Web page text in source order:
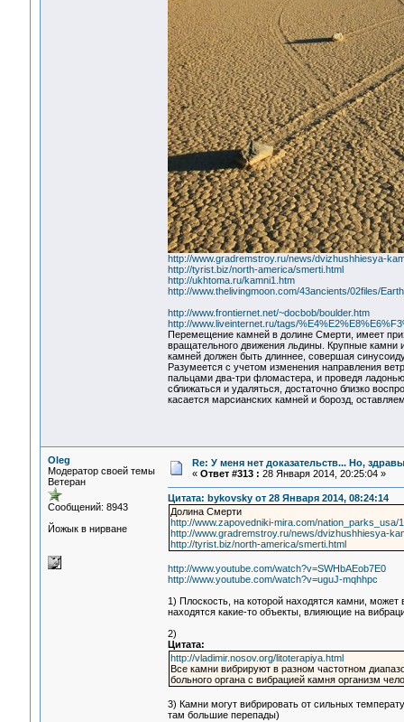
http://www.gradremstroy.ru/news/dvizhushhiesya-
http://tyrist.biz/north-america/smerti.html
http://ukhtoma.ru/kamni1.htm
http://www.thelivingmoon.com/43ancients/02files/
http://www.frontiernet.net/~docbob/boulder.htm
http://www.liveinternet.ru/tags/
Перемещение камней в долине Смерти, имеет
вращательного движения льдины. Крупные камни
камней должен быть длиннее, совершая
Разумеется с учетом изменения направления
пальцами два-три фломастера, и проведя
сближаться и удаляться, достаточно близко
касается марсианских камней и борозд,
Oleg
Модератор своей темы
Ветеран
Сообщений: 8943
Йожык в нирване
Re: У меня нет доказательств... Но,
« Ответ #313 : 28 Января 2014, 20:25:04 »
Цитата: bykovsky от 28 Января 2014, 08:24:14
Долина Смерти
http://www.zapovedniki-mira.com/
http://www.gradremstroy.ru/news/dvizhushhiesya-
http://tyrist.biz/north-america/smerti.html
http://www.youtube.com/watch?v=SWHbAEob7E0
http://www.youtube.com/watch?v=uguJ-mqhhpc
1) Плоскость, на которой находятся камни, может
находятся какие-то объекты, влияющие на
2)
Цитата:
http://vladimir.nosov.org/litoterapiya.html
Все камни вибрируют в разном частотном
больного органа с вибрацией камня организм
3) Камни могут вибрировать от сильных
там большие перепады)